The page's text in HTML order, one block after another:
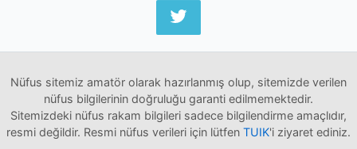
Nüfus sitemiz amatör olarak hazırlanmış olup, sitemizde verilen
nüfus bilgilerinin doğruluğu garanti edilmemektedir.
Sitemizdeki nüfus rakam bilgileri sadece bilgilendirme amaçlıdır,
resmi değildir. Resmi nüfus verileri için lütfen TUIK'i ziyaret ediniz.